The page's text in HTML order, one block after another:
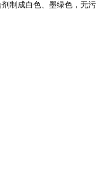
制成白色、墨绿色，无污